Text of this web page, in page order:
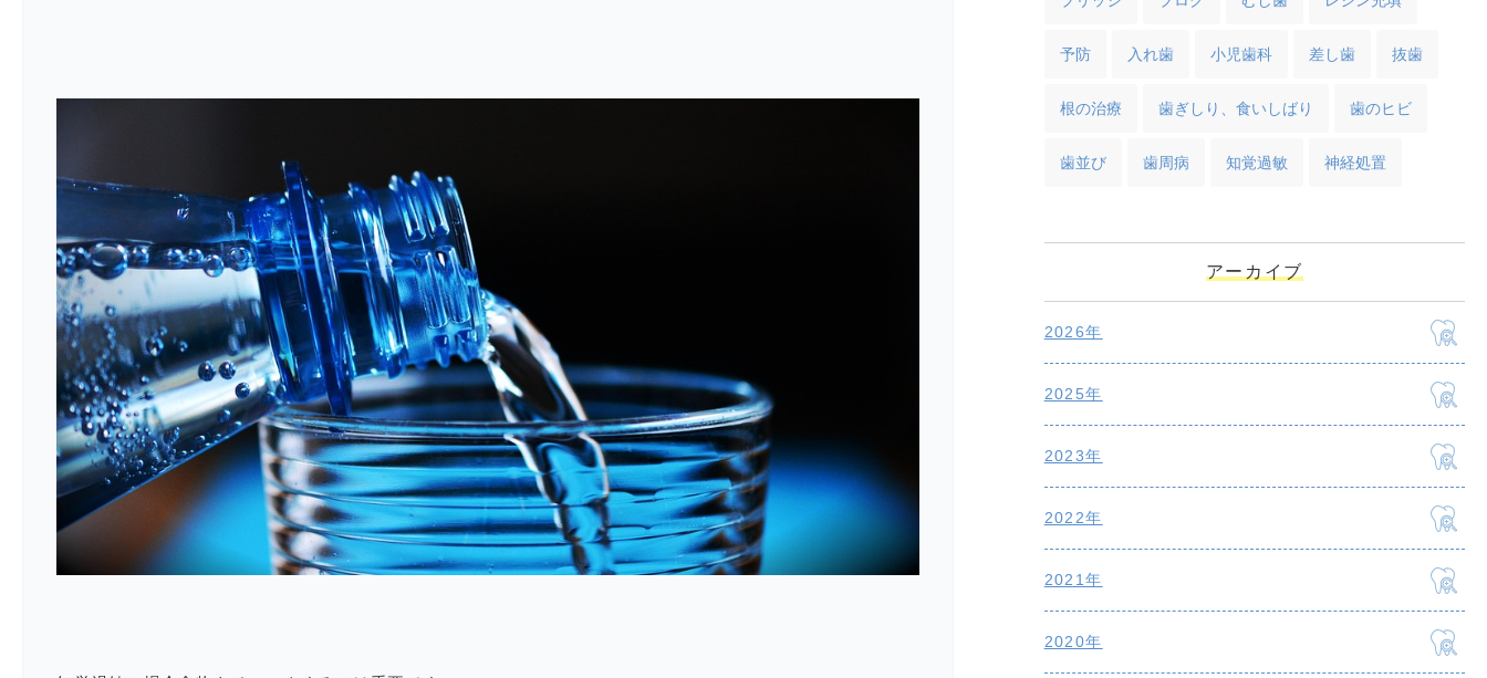
予防 入れ歯 小児歯科 差し歯 抜歯
根の治療 歯ぎしり、食いしばり 歯のヒビ
歯並び 歯周病 知覚過敏 神経処置
アーカイブ
2026年
2025年
2023年
2022年
2021年
2020年